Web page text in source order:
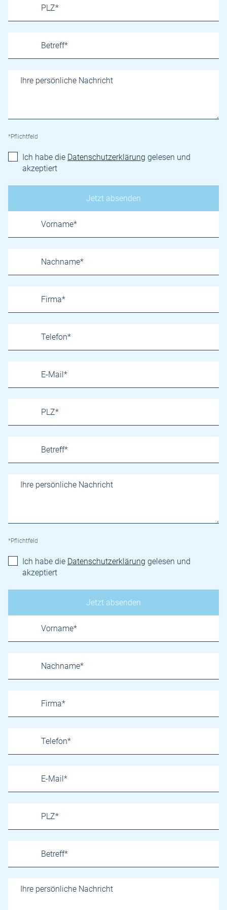
*Pflichtfeld
Ich habe die Datenschutzerklärung gelesen und
akzeptiert
*Pflichtfeld
Ich habe die Datenschutzerklärung gelesen und
akzeptiert